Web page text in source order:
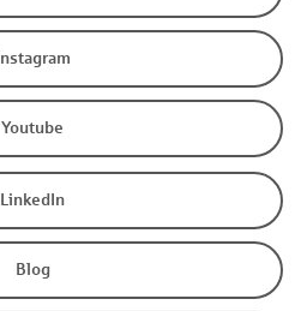
Instagram
Youtube
LinkedIn
Blog